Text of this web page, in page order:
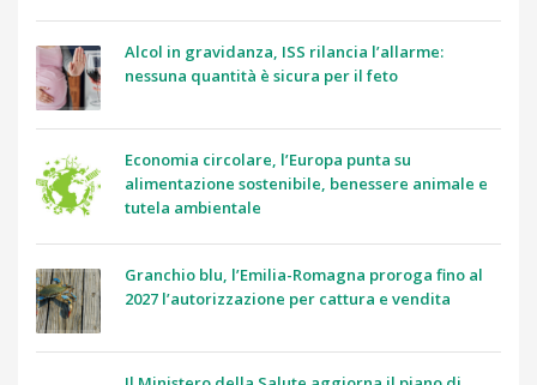
Alcol in gravidanza, ISS rilancia l’allarme:
nessuna quantità è sicura per il feto
Economia circolare, l’Europa punta su
alimentazione sostenibile, benessere animale e
tutela ambientale
Granchio blu, l’Emilia-Romagna proroga fino al
2027 l’autorizzazione per cattura e vendita